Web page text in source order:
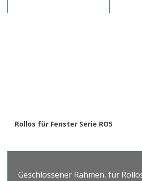
Rollos für Fenster Serie RO5
Geschlossener Rahmen, für